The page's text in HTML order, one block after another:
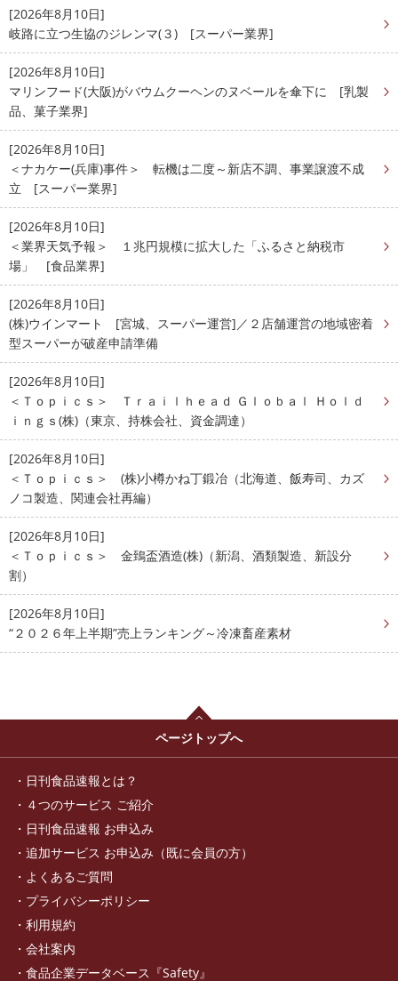
[2026年8月10日]
岐路に立つ生協のジレンマ(３) [スーパー業界]
[2026年8月10日]
マリンフード(大阪)がバウムクーヘンのヌベールを傘下に [乳製
品、菓子業界]
[2026年8月10日]
＜ナカケー(兵庫)事件＞ 転機は二度～新店不調、事業譲渡不成
立 [スーパー業界]
[2026年8月10日]
＜業界天気予報＞ １兆円規模に拡大した「ふるさと納税市
場」 [食品業界]
[2026年8月10日]
(株)ウインマート [宮城、スーパー運営]／２店舗運営の地域密着
型スーパーが破産申請準備
[2026年8月10日]
＜Ｔｏｐｉｃｓ＞ Ｔｒａｉｌｈｅａｄ Ｇｌｏｂａｌ Ｈｏｌｄ
ｉｎｇｓ(株)（東京、持株会社、資金調達）
[2026年8月10日]
＜Ｔｏｐｉｃｓ＞ (株)小樽かね丁鍛冶（北海道、飯寿司、カズ
ノコ製造、関連会社再編）
[2026年8月10日]
＜Ｔｏｐｉｃｓ＞ 金鵄盃酒造(株)（新潟、酒類製造、新設分
割）
[2026年8月10日]
“２０２６年上半期”売上ランキング～冷凍畜産素材
ページトップへ
日刊食品速報とは？
４つのサービス ご紹介
日刊食品速報 お申込み
追加サービス お申込み（既に会員の方）
よくあるご質問
プライバシーポリシー
利用規約
会社案内
食品企業データベース『Safety』